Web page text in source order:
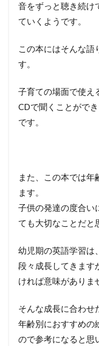
音をずっと聴き続け
ていくようです。
この本にはそんな語
す。
子育ての場面で使え
CDで聞くことがで
です。
また、この本では
ます。
子供の発達の度合い
ても大切なことだと
幼児期の英語学習は
段々成長してきます
ければ意味がありま
そんな成長に合わせ
年齢別におすすめの
ので参考になると思